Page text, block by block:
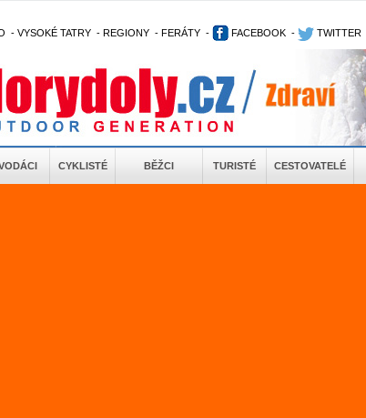
- VYSOKÉ TATRY - REGIONY - FERÁTY - FACEBOOK - TWITTER
CYKLISTÉ BĚŽCI TURISTÉ CESTOVATELÉ